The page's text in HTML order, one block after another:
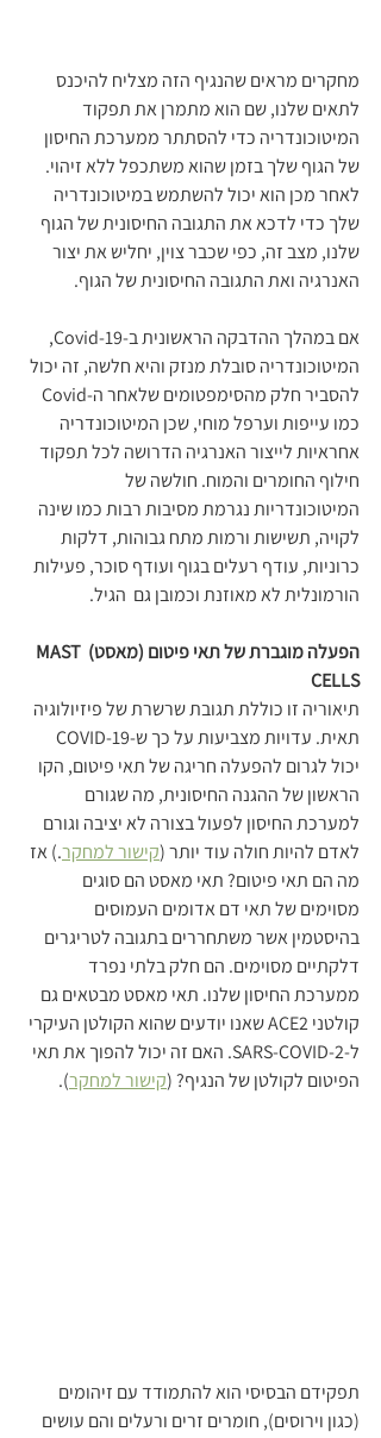
מחקרים מראים שהנגיף הזה מצליח להיכנס
לתאים שלנו, שם הוא מתמרן את תפקוד
המיטוכונדריה כדי להסתתר ממערכת החיסון
של הגוף שלך בזמן שהוא משתכפל ללא זיהוי.
לאחר מכן הוא יכול להשתמש במיטוכונדריה
שלך כדי לדכא את התגובה החיסונית של הגוף
שלנו, מצב זה, כפי שכבר צוין, יחליש את יצור
האנרגיה ואת התגובה החיסונית של הגוף.
אם במהלך ההדבקה הראשונית ב-Covid-19,
המיטוכונדריה סובלת מנזק והיא חלשה, זה יכול
כמו עייפות וערפל מוחי, שכן המיטוכונדריה
אחראיות לייצור האנרגיה הדרושה לכל תפקוד
חילוף החומרים והמוח. חולשה של
המיטוכונדריות נגרמת מסיבות רבות כמו שינה
לקויה, תשישות ורמות מתח גבוהות, דלקות
כרוניות, עודף רעלים בגוף ועודף סוכר, פעילות
הורמונלית לא מאוזנת וכמובן גם  הגיל.
הפעלה מוגברת של תאי פיטום (מאסט) MAST
CELLS
תיאוריה זו כוללת תגובת שרשרת של פיזיולוגיה
יכול לגרום להפעלה חריגה של תאי פיטום, הקו
הראשון של ההגנה החיסונית, מה שגורם
למערכת החיסון לפעול בצורה לא יציבה וגורם
לאדם להיות חולה עוד יותר (קישור למחקר.) אז
מה הם תאי פיטום? תאי מאסט הם סוגים
מסוימים של תאי דם אדומים העמוסים
בהיסטמין אשר משתחררים בתגובה לטריגרים
דלקתיים מסוימים. הם חלק בלתי נפרד
ממערכת החיסון שלנו. תאי מאסט מבטאים גם
קולטני ACE2 שאנו יודעים שהוא הקולטן העיקרי
ל-SARS-COVID-2. האם זה יכול להפוך את תאי
הפיטום לקולטן של הנגיף? (קישור למחקר).
תפקידם הבסיסי הוא להתמודד עם זיהומים
(כגון וירוסים), חומרים זרים ורעלים והם עושים